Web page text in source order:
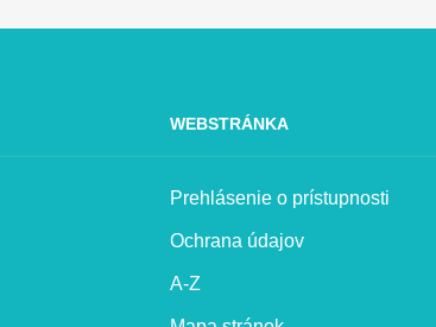
WEBSTRÁNKA
Prehlásenie o prístupnosti
Ochrana údajov
A-Z